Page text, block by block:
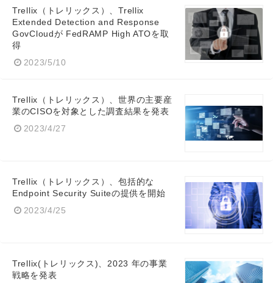
Trellix（トレリックス）、Trellix
Extended Detection and Response
GovCloudが FedRAMP High ATOを取
得
2023/5/10
Trellix（トレリックス）、世界の主要産
業のCISOを対象とした調査結果を発表
2023/4/27
Trellix（トレリックス）、包括的な
Endpoint Security Suiteの提供を開始
2023/4/25
Trellix(トレリックス)、2023 年の事業
戦略を発表